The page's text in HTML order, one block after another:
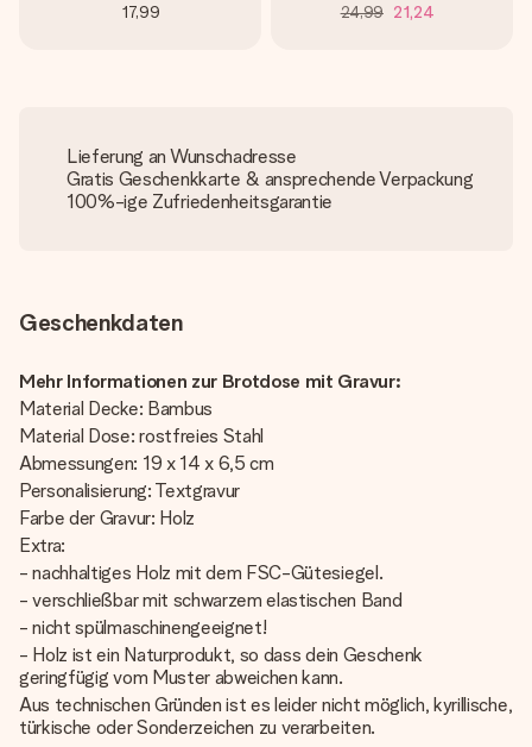
17,99 24,99 21,24
Lieferung an Wunschadresse
Gratis Geschenkkarte & ansprechende Verpackung
100%-ige Zufriedenheitsgarantie
Geschenkdaten
Mehr Informationen zur Brotdose mit Gravur:
Material Decke: Bambus
Material Dose: rostfreies Stahl
Abmessungen: 19 x 14 x 6,5 cm
Personalisierung: Textgravur
Farbe der Gravur: Holz
Extra:
- nachhaltiges Holz mit dem FSC-Gütesiegel.
- verschließbar mit schwarzem elastischen Band
- nicht spülmaschinengeeignet!
- Holz ist ein Naturprodukt, so dass dein Geschenk
geringfügig vom Muster abweichen kann.
Aus technischen Gründen ist es leider nicht möglich, kyrillische,
türkische oder Sonderzeichen zu verarbeiten.